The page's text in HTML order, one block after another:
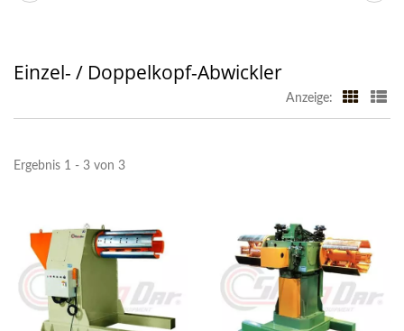
Einzel- / Doppelkopf-Abwickler
Anzeige:
Ergebnis 1 - 3 von 3